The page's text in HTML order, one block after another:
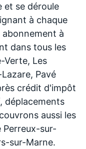
et se déroule
à chaque
à
dans tous les
Verte, Les
Pavé
crédit d'impôt
déplacements
aussi les
Perreux-sur-
sur-Marne.